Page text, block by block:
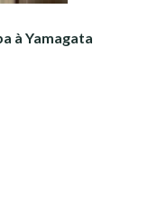
à Yamagata